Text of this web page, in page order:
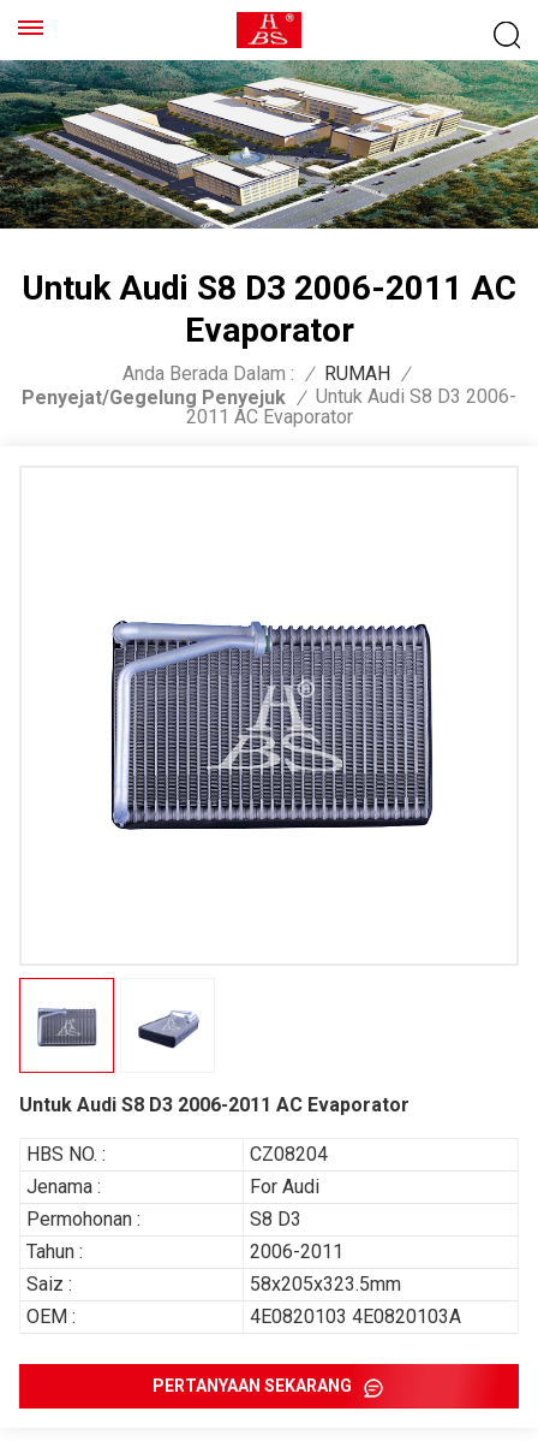
Untuk Audi S8 D3 2006-2011 AC
Evaporator
Anda Berada Dalam : / RUMAH /
Penyejat/Gegelung Penyejuk / Untuk Audi S8 D3 2006-
2011 AC Evaporator
Untuk Audi S8 D3 2006-2011 AC Evaporator
HBS NO. :
CZ08204
Jenama :
For Audi
Permohonan :
S8 D3
Tahun :
2006-2011
Saiz :
58x205x323.5mm
OEM :
4E0820103 4E0820103A
PERTANYAAN SEKARANG